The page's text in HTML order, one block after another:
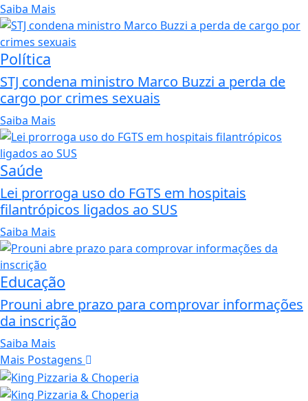
Saiba Mais
Política
STJ condena ministro Marco Buzzi a perda de
cargo por crimes sexuais
Saiba Mais
Saúde
Lei prorroga uso do FGTS em hospitais
filantrópicos ligados ao SUS
Saiba Mais
Educação
Prouni abre prazo para comprovar informações
da inscrição
Saiba Mais
Mais Postagens